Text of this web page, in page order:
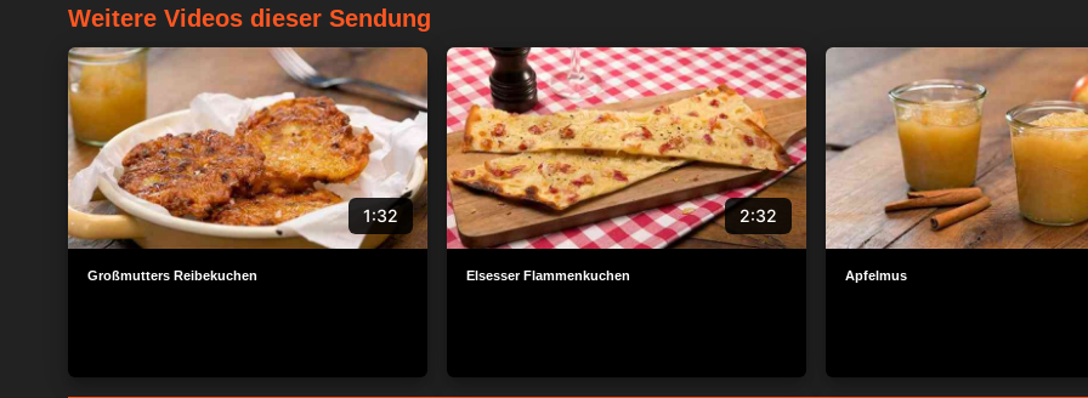
Weitere Videos dieser Sendung
1:32
Großmutters Reibekuchen
2:32
Elsesser Flammenkuchen Apfelmus